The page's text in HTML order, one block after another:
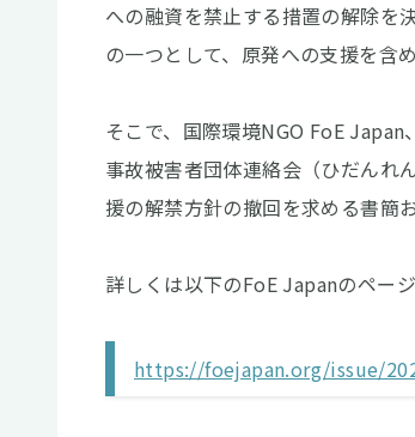
への融資を禁止する措置の解除を
の一つとして、原発への支援を含
そこで、国際環境NGO FoE
事故被害者団体連絡会（ひだんれ
援の解禁方針の撤回を求める書簡
詳しくは以下のFoE Japanのペー
https://foejapan.org/issue/